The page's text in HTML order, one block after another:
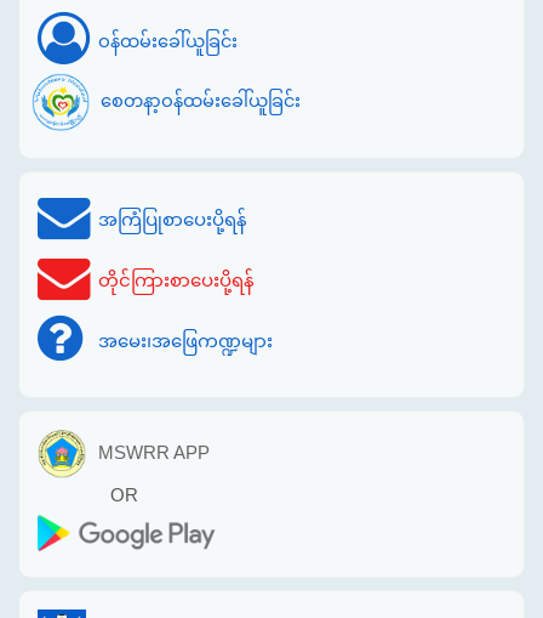
ဝန်ထမ်းခေါ်ယူခြင်း
စေတနာ့ဝန်ထမ်းခေါ်ယူခြင်း
အကြံပြုစာပေးပို့ရန်
တိုင်ကြားစာပေးပို့ရန်
အမေး၊အဖြေကဏ္ဍများ
MSWRR APP
OR